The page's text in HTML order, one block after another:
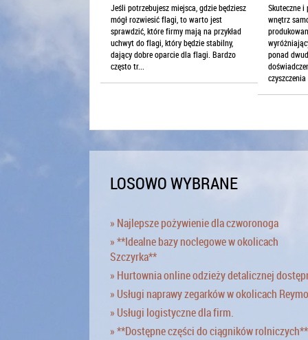
Jeśli potrzebujesz miejsca, gdzie będziesz
mógł rozwiesić flagi, to warto jest
sprawdzić, które firmy mają na przykład
uchwyt do flagi, który będzie stabilny,
dający dobre oparcie dla flagi. Bardzo
często tr...
Skuteczne
wnętrz
ponad
LOSOWO WYBRANE
» Najlepsze pożywienie dla czworonoga
» **Idealne bazy noclegowe w okolicach
Szczyrka**
» Hurtownia online odzieży detalicznej
» Usługi naprawy zegarków w okolicach
» Usługi logistyczne dla firm.
» **Dostępne części do ciągników rolniczych**